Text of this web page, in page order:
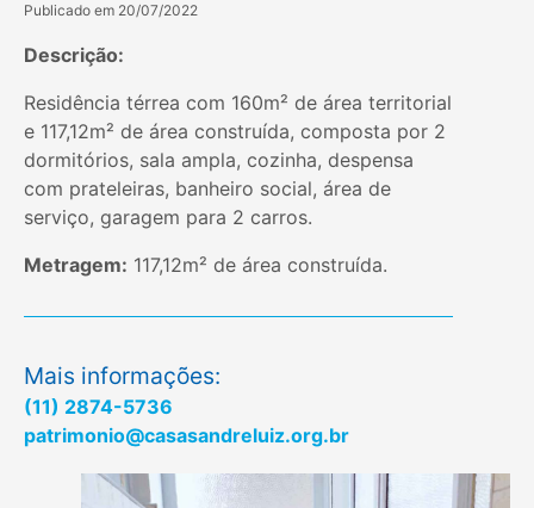
Publicado em 20/07/2022
Descrição:
Residência térrea com 160m² de área territorial
e 117,12m² de área construída, composta por 2
dormitórios, sala ampla, cozinha, despensa
com prateleiras, banheiro social, área de
serviço, garagem para 2 carros.
Metragem: 117,12m² de área construída.
Mais informações:
(11) 2874-5736
patrimonio@casasandreluiz.org.br